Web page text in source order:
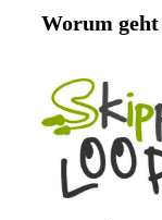
Worum geht